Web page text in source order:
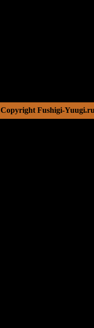
Copyright Fushigi-